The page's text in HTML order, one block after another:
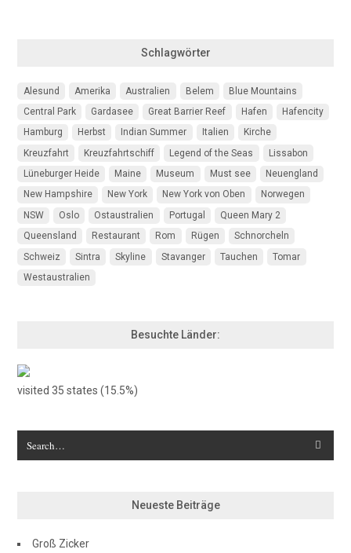
Schlagwörter
Alesund Amerika Australien Belem
Blue Mountains
Central Park
Gardasee Great Barrier Reef Hafen
Hafencity
Hamburg
Herbst Indian Summer Italien
Kirche
Kreuzfahrt
Kreuzfahrtschiff Legend of the Seas
Lissabon
Lüneburger Heide
Maine Museum Must see
Neuengland
New Hampshire
New York New York von Oben
Norwegen
NSW
Oslo Ostaustralien Portugal
Queen Mary 2
Queensland
Restaurant Rom Rügen
Schnorcheln
Schweiz
Sintra Skyline Stavanger Tauchen
Tomar
Westaustralien
Besuchte Länder:
visited 35 states (15.5%)
Neueste Beiträge
Groß Zicker